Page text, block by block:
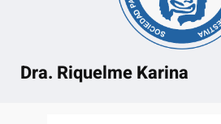
Dra. Riquelme Karina